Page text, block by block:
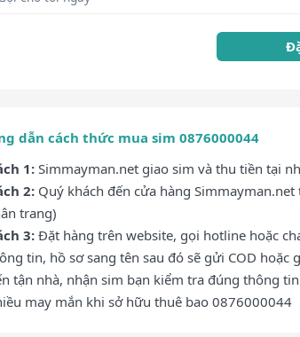
dẫn cách thức mua sim 0876000044
1: Simmayman.net giao sim và thu tiền tại
2: Quý khách đến cửa hàng
trang)
3: Đặt hàng trên website, gọi hotline hoặc
tin, hồ sơ sang tên sau đó sẽ gửi COD
tận nhà, nhận sim bạn kiểm tra đúng thông
may mắn khi sở hữu thuê bao 0876000044